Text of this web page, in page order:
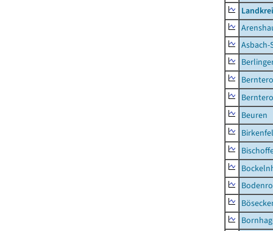
Asbach-
Beuren